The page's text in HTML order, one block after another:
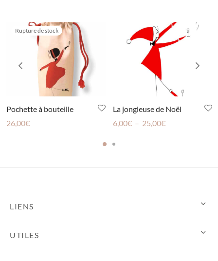
Rupture de stock
Pochette à bouteille
26,00€
La jongleuse de Noël
6,00€ – 25,00€Plage
à
LIENS
UTILES